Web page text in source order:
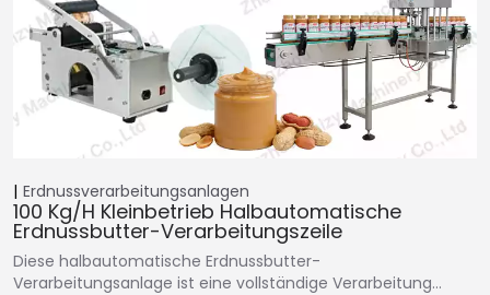
Erdnussverarbeitungsanlagen
100 Kg/h Kleinbetrieb Halbautomatische
Erdnussbutter-Verarbeitungszeile
Diese halbautomatische Erdnussbutter-
Verarbeitungsanlage ist eine vollständige Verarbeitung…